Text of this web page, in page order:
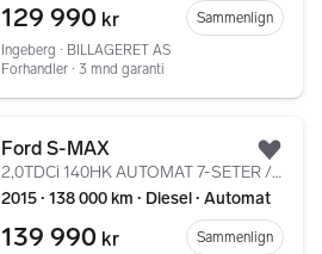
129 990 kr
Sammenlign
Ingeberg ∙ BILLAGERET AS
Forhandler ∙ 3 mnd garanti
Ford S-MAX
2,0TDCi 140HK AUTOMAT 7-SETER /WEBASTO/DAB+/KROK/SKINN
2015 ∙ 138 000 km ∙ Diesel ∙ Automat
139 990 kr
Sammenlign